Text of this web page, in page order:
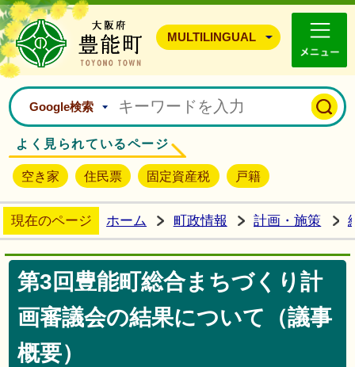
豊能町ホームページ
MULTILINGUAL
Google検索
よく見られているページ
空き家 住民票 固定資産税 戸籍
現在のページ ホーム 町政情報 計画・施策
第3回豊能町総合まちづくり計
画審議会の結果について（議事
概要）